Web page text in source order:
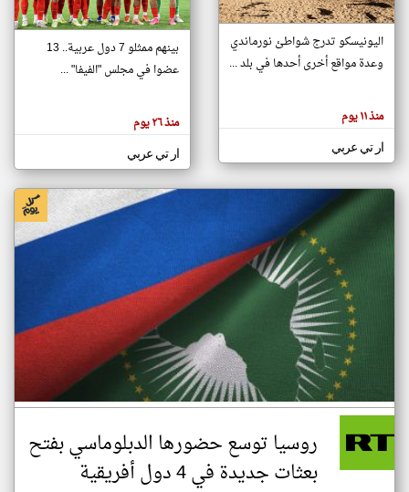
تغيير الدولة
اخبار جزر القمر على مدار الساعة
أهم اخبار جزر القمر العاجلة والمباشرة
هنا عن
وجهة
كاتبيها.
اليونيسكو تدرج شواطئ نورماندي
وعدة مواقع أخرى أحدها في بلد ...
منذ ١١ يوم
ار تي عربي
بينهم ممثلو 7 دول عربية.. 13
عضوا في مجلس "الفيفا" ...
منذ ٢٦ يوم
ار تي عربي
روسيا توسع حضورها الدبلوماسي بفتح
بعثات جديدة في 4 دول أفريقية
klyoum.com